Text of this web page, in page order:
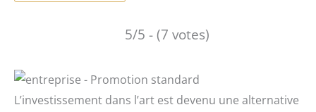
5/5 - (7 votes)
L’investissement dans l’art est devenu une alternative